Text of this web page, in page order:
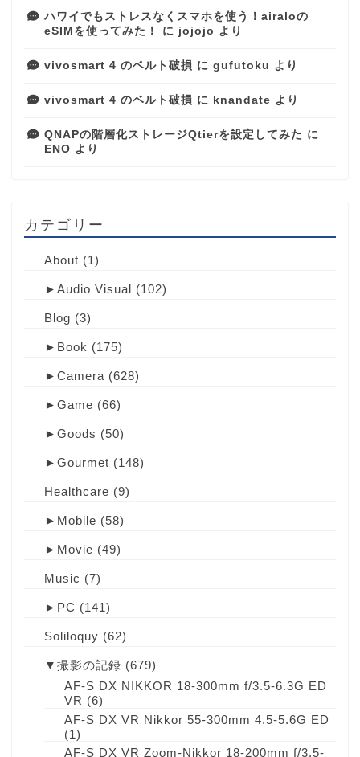
ハワイでもストレスなくスマホを使う！airaloの
eSIMを使ってみた！
に jojojo より
vivosmart 4 のベルト破損 に gufutoku より
vivosmart 4 のベルト破損 に knandate より
QNAPの階層化ストレージQtierを設定してみた に
ENO より
カテゴリー
About (1)
► Audio Visual (102)
Blog (3)
► Book (175)
► Camera (628)
► Game (66)
► Goods (50)
► Gourmet (148)
Healthcare (9)
► Mobile (58)
► Movie (49)
Music (7)
► PC (141)
Soliloquy (62)
▼ 撮影の記録 (679)
AF-S DX NIKKOR 18-300mm f/3.5-6.3G ED
VR (6)
AF-S DX VR Nikkor 55-300mm 4.5-5.6G ED
(1)
AF-S DX VR Zoom-Nikkor 18-200mm f/3.5-